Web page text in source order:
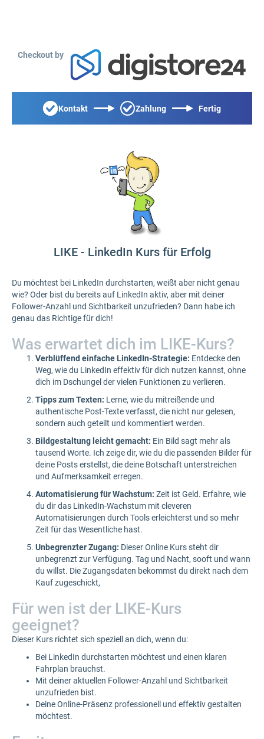
Checkout by
Kontakt Zahlung Fertig
LIKE - LinkedIn Kurs für Erfolg
Du möchtest bei LinkedIn durchstarten, weißt aber nicht genau
wie? Oder bist du bereits auf LinkedIn aktiv, aber mit deiner
Follower-Anzahl und Sichtbarkeit unzufrieden? Dann habe ich
genau das Richtige für dich!
Was erwartet dich im LIKE-Kurs?
Verblüffend einfache LinkedIn-Strategie: Entdecke den
Weg, wie du LinkedIn effektiv für dich nutzen kannst, ohne
dich im Dschungel der vielen Funktionen zu verlieren.
Tipps zum Texten: Lerne, wie du mitreißende und
authentische Post-Texte verfasst, die nicht nur gelesen,
sondern auch geteilt und kommentiert werden.
Bildgestaltung leicht gemacht: Ein Bild sagt mehr als
tausend Worte. Ich zeige dir, wie du die passenden Bilder für
deine Posts erstellst, die deine Botschaft unterstreichen
und Aufmerksamkeit erregen.
Automatisierung für Wachstum: Zeit ist Geld. Erfahre, wie
du dir das LinkedIn-Wachstum mit cleveren
Automatisierungen durch Tools erleichterst und so mehr
Zeit für das Wesentliche hast.
Unbegrenzter Zugang: Dieser Online Kurs steht dir
unbegrenzt zur Verfügung. Tag und Nacht, sooft und wann
du willst. Die Zugangsdaten bekommst du direkt nach dem
Kauf zugeschickt,
Für wen ist der LIKE-Kurs
geeignet?
Dieser Kurs richtet sich speziell an dich, wenn du:
Bei LinkedIn durchstarten möchtest und einen klaren
Fahrplan brauchst.
Mit deiner aktuellen Follower-Anzahl und Sichtbarkeit
unzufrieden bist.
Deine Online-Präsenz professionell und effektiv gestalten
möchtest.